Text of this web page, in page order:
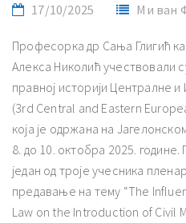
17/10/2025 Ми ван
Професорка др Сања Глигић
Алекса Николић учествовали
правној историји Централне
(3rd Central and Eastern
која је одржана на
8. до 10. октобра 2025.
један од троје учесника
предавање на тему “The
Law on the Introduction of Civil